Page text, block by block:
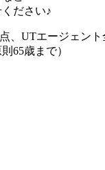
ださい♪
、UTエージェント
65歳まで）